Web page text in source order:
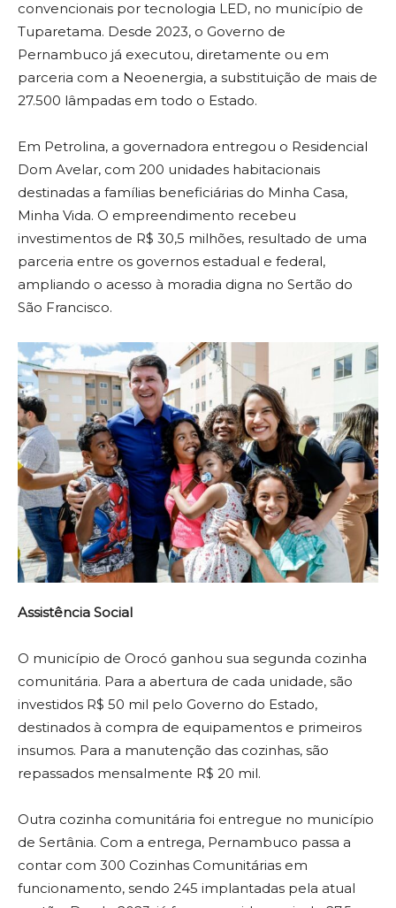
convencionais por tecnologia LED, no município de
Tuparetama. Desde 2023, o Governo de
Pernambuco já executou, diretamente ou em
parceria com a Neoenergia, a substituição de mais de
27.500 lâmpadas em todo o Estado.
Em Petrolina, a governadora entregou o Residencial
Dom Avelar, com 200 unidades habitacionais
destinadas a famílias beneficiárias do Minha Casa,
Minha Vida. O empreendimento recebeu
investimentos de R$ 30,5 milhões, resultado de uma
parceria entre os governos estadual e federal,
ampliando o acesso à moradia digna no Sertão do
São Francisco.
Assistência Social
O município de Orocó ganhou sua segunda cozinha
comunitária. Para a abertura de cada unidade, são
investidos R$ 50 mil pelo Governo do Estado,
destinados à compra de equipamentos e primeiros
insumos. Para a manutenção das cozinhas, são
repassados mensalmente R$ 20 mil.
Outra cozinha comunitária foi entregue no município
de Sertânia. Com a entrega, Pernambuco passa a
contar com 300 Cozinhas Comunitárias em
funcionamento, sendo 245 implantadas pela atual